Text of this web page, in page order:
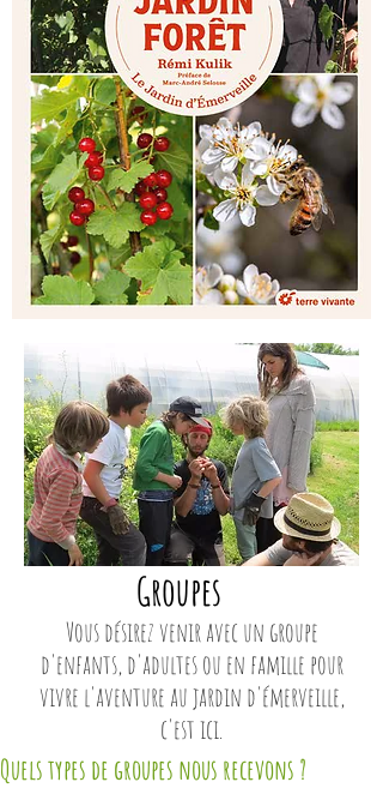
Groupes
Vous désirez venir avec un groupe
d'enfants, d'adultes ou en famille pour
vivre l'aventure au jardin d'émerveille,
c'est ici.
Quels types de groupes nous recevons ?